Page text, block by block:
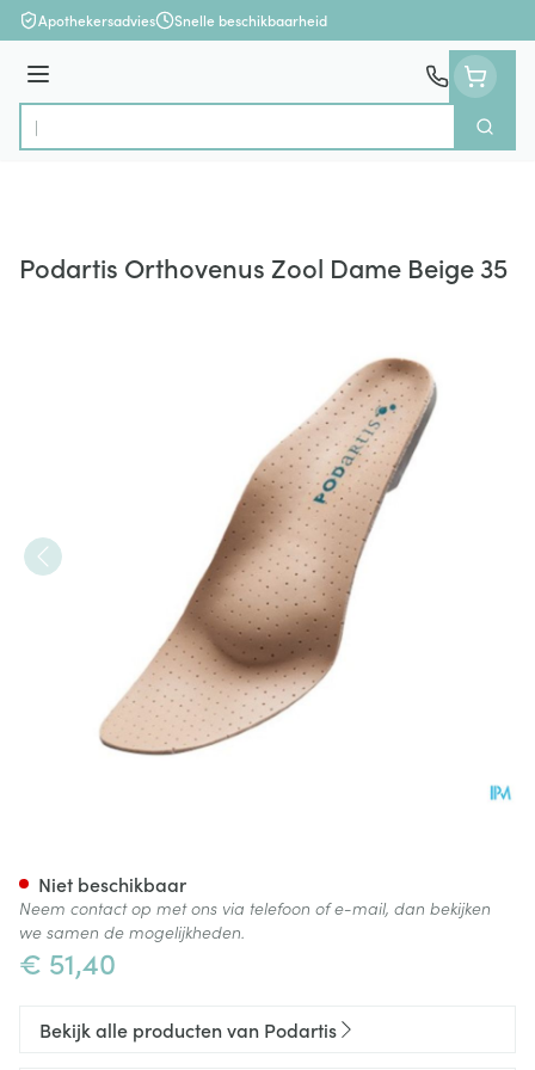
Ga naar de inhoud
Apothekersadvies Snelle beschikbaarheid
Menu
Product, merk, categorie...
Zoek
Podartis Orthovenus Zool Dame Beige 35
€ 51,40
Niet beschikbaar
Neem contact op met ons via telefoon of e-mail, dan bekijken
we samen de mogelijkheden.
Bekijk alle producten van Podartis